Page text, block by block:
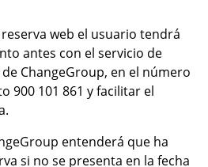
web el usuario tendrá
antes con el servicio de
ChangeGroup, en el número
900 101 861 y facilitar el
entenderá que ha
si no se presenta en la fecha